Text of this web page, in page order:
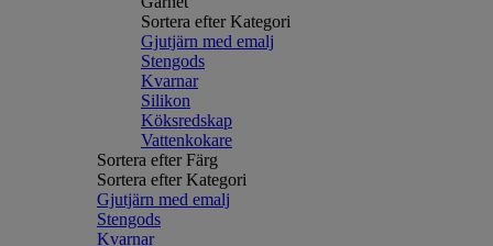
Sortera efter Kategori
Gjutjärn med emalj
Stengods
Kvarnar
Silikon
Köksredskap
Vattenkokare
Sortera efter Färg
Sortera efter Kategori
Gjutjärn med emalj
Stengods
Kvarnar